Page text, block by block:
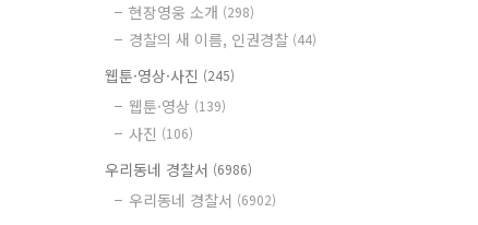
현장영웅 소개 (298)
경찰의 새 이름, 인권경찰 (44)
웹툰·영상·사진 (245)
웹툰·영상 (139)
사진 (106)
우리동네 경찰서 (6986)
우리동네 경찰서 (6902)